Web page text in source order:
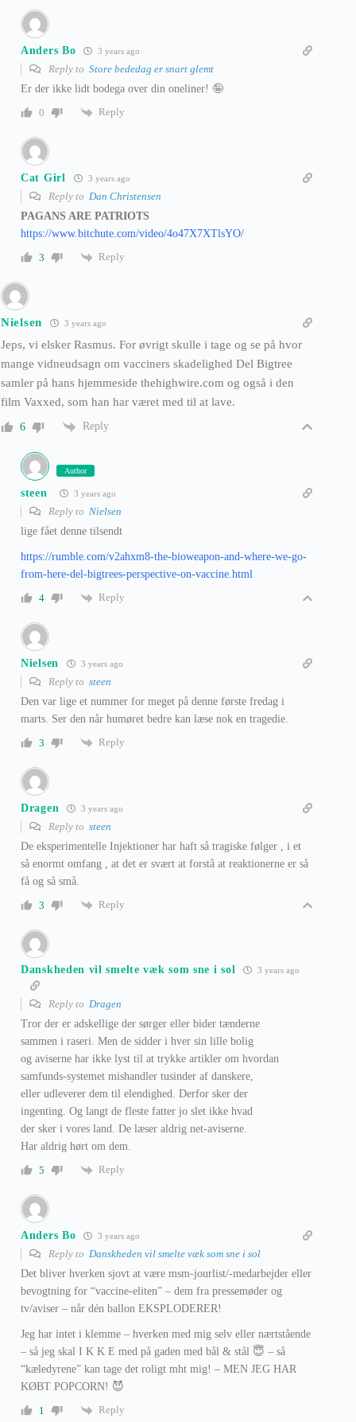
Anders Bo 3 years ago
Reply to Store bededag er snart glemt
Er der ikke lidt bodega over din oneliner! 🤪
0
Reply
Cat Girl 3 years ago
Reply to Dan Christensen
PAGANS ARE PATRIOTS
https://www.bitchute.com/video/4o47X7XTlsYO/
3
Reply
Nielsen 3 years ago
Jeps, vi elsker Rasmus. For øvrigt skulle i tage og se på hvor
mange vidneudsagn om vacciners skadelighed Del Bigtree
samler på hans hjemmeside thehighwire.com og også i den
film Vaxxed, som han har været med til at lave.
6 Reply
Author
steen 3 years ago
Reply to Nielsen
lige fået denne tilsendt
https://rumble.com/v2ahxm8-the-bioweapon-and-where-we-go-
from-here-del-bigtrees-perspective-on-vaccine.html
4
Reply
Nielsen 3 years ago
Reply to steen
Den var lige et nummer for meget på denne første fredag i
marts. Ser den når humøret bedre kan læse nok en tragedie.
3
Reply
Dragen 3 years ago
Reply to steen
De eksperimentelle Injektioner har haft så tragiske følger , i et
så enormt omfang , at det er svært at forstå at reaktionerne er så
få og så små.
3
Reply
Danskheden vil smelte væk som sne i sol 3 years ago
Reply to Dragen
Tror der er adskellige der sørger eller bider tænderne
sammen i raseri. Men de sidder i hver sin lille bolig
og aviserne har ikke lyst til at trykke artikler om hvordan
samfunds-systemet mishandler tusinder af danskere,
eller udleverer dem til elendighed. Derfor sker der
ingenting. Og langt de fleste fatter jo slet ikke hvad
der sker i vores land. De læser aldrig net-aviserne.
Har aldrig hørt om dem.
5
Reply
Anders Bo 3 years ago
Reply to Danskheden vil smelte væk som sne i sol
Det bliver hverken sjovt at være msm-jourlist/-medarbejder eller
bevogtning for “vaccine-eliten” – dem fra pressemøder og
tv/aviser – når dén ballon EKSPLODERER!
Jeg har intet i klemme – hverken med mig selv eller nærtstående
– så jeg skal I K K E med på gaden med bål & stål 😇 – så
“kæledyrene” kan tage det roligt mht mig! – MEN JEG HAR
KØBT POPCORN! 😈
1
Reply